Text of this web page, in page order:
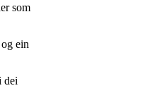
som
ein
dei